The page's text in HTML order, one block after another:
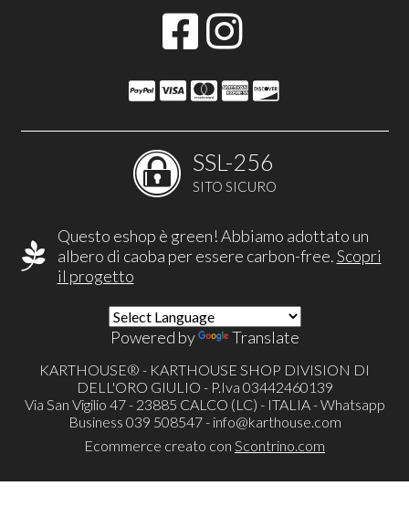
SSL-256
SITO SICURO
Questo eshop è green! Abbiamo adottato un
albero di caoba per essere carbon-free.Scopri
il progetto
Powered by Translate
KARTHOUSE® - KARTHOUSE SHOP DIVISION DI
DELL'ORO GIULIO - P.Iva 03442460139
Via San Vigilio 47 - 23885 CALCO (LC) - ITALIA - Whatsapp
Business 039 508547 - info@karthouse.com
Ecommerce creato con Scontrino.com